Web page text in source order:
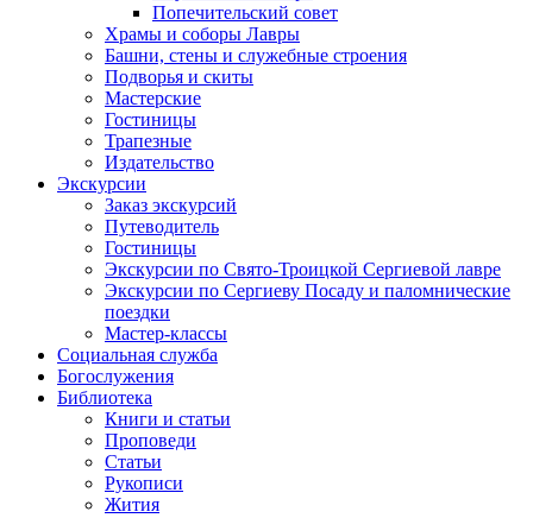
Попечительский совет
Храмы и соборы Лавры
Башни, стены и служебные строения
Подворья и скиты
Мастерские
Гостиницы
Трапезные
Издательство
Экскурсии
Заказ экскурсий
Путеводитель
Гостиницы
Экскурсии по Свято-Троицкой Сергиевой лавре
Экскурсии по Сергиеву Посаду и паломнические
поездки
Мастер-классы
Социальная служба
Богослужения
Библиотека
Книги и статьи
Проповеди
Статьи
Рукописи
Жития